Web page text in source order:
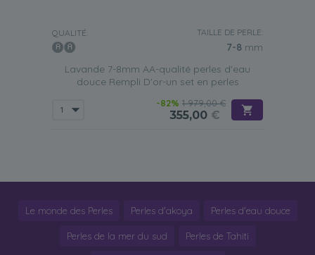
QUALITÉ: TAILLE DE PERLE:
7-8 mm
Lavande 7-8mm AA-qualité perles d'eau
douce Rempli D'or-un set en perles
-82% 1 979,00 €
355,00 €
Le monde des Perles Perles d'akoya Perles d'eau douce
Perles de la mer du sud Perles de Tahiti